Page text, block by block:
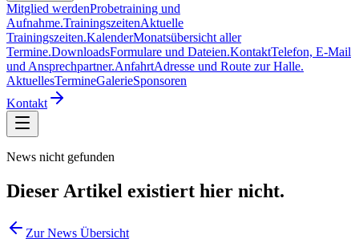
Mitglied werdenProbetraining und
Aufnahme.TrainingszeitenAktuelle
Trainingszeiten.KalenderMonatsübersicht aller
Termine.DownloadsFormulare und Dateien.KontaktTelefon, E-Mail
und Ansprechpartner.AnfahrtAdresse und Route zur Halle.
AktuellesTermineGalerieSponsoren
Kontakt
News nicht gefunden
Dieser Artikel existiert hier nicht.
Zur News Übersicht